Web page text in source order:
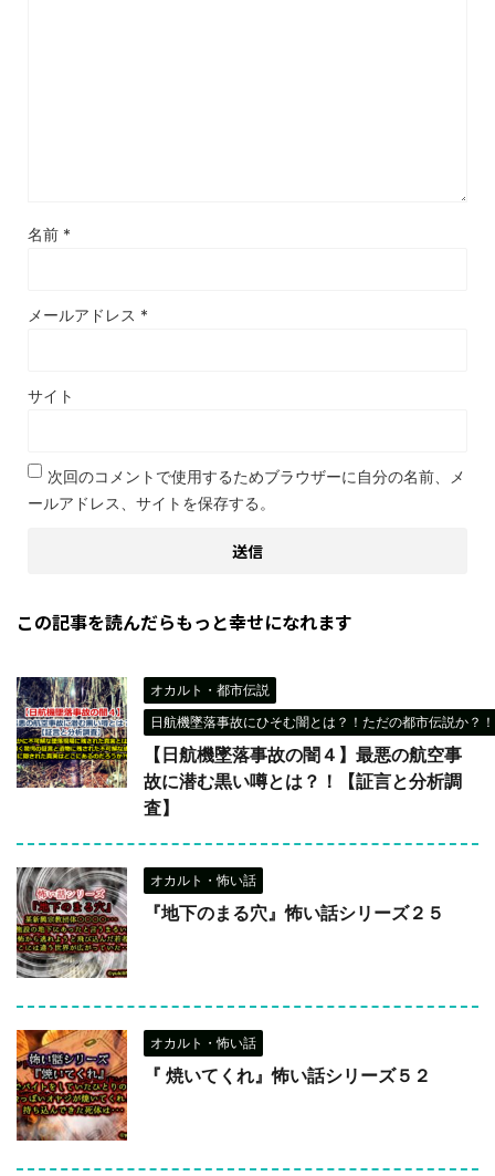
名前 *
メールアドレス *
サイト
次回のコメントで使用するためブラウザーに自分の名前、メ
ールアドレス、サイトを保存する。
この記事を読んだらもっと幸せになれます
オカルト・都市伝説
日航機墜落事故にひそむ闇とは？！ただの都市伝説か？
【日航機墜落事故の闇４】最悪の航空事
故に潜む黒い噂とは？！【証言と分析調
査】
オカルト・怖い話
『地下のまる穴』怖い話シリーズ２５
オカルト・怖い話
『 焼いてくれ』怖い話シリーズ５２